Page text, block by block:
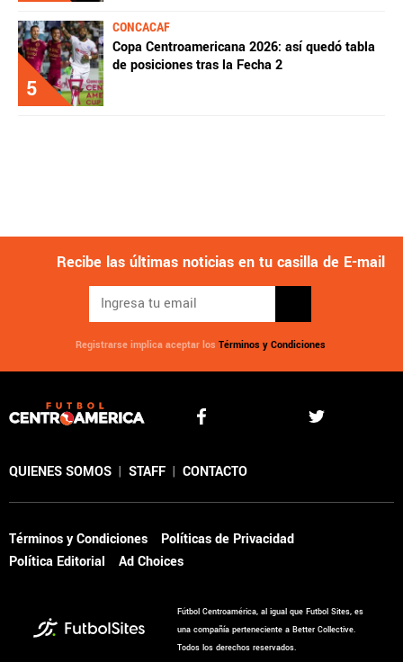
5
CONCACAF
Copa Centroamericana 2026: así quedó tabla
de posiciones tras la Fecha 2
Recibe las últimas noticias en tu casilla de E-mail
Registrarse implica aceptar los Términos y Condiciones
QUIENES SOMOS | STAFF | CONTACTO
Términos y Condiciones
Políticas de Privacidad
Política Editorial
Ad Choices
Fútbol Centroamérica, al igual que Futbol Sites, es
una compañía perteneciente a Better Collective.
Todos los derechos reservados.